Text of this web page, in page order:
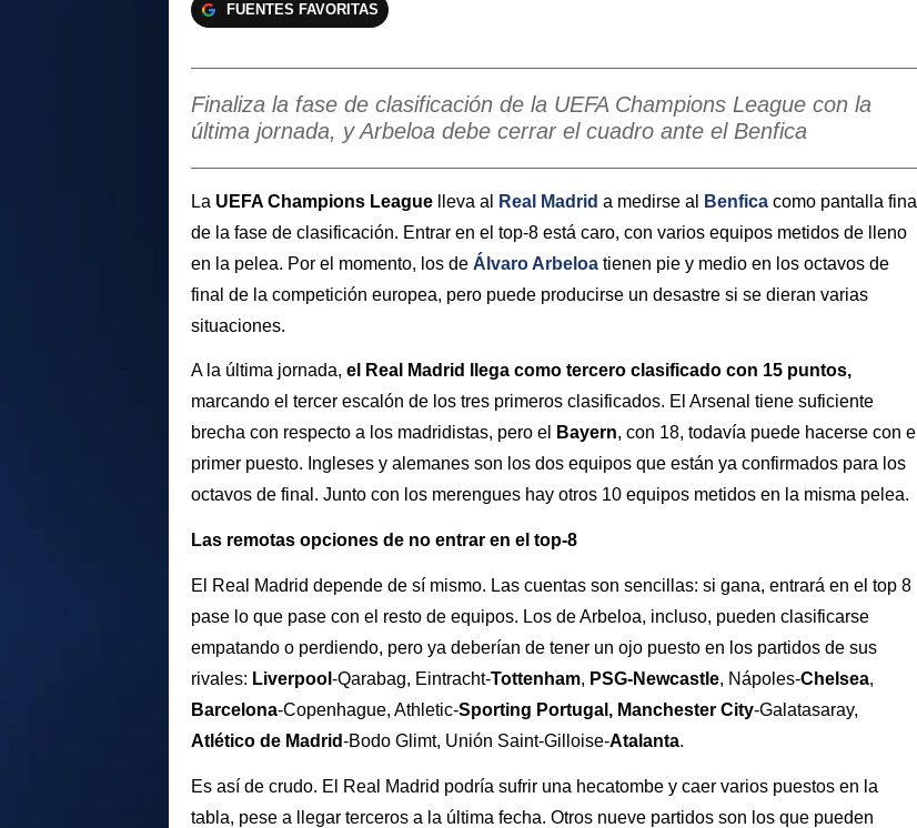
FUENTES FAVORITAS
Finaliza la fase de clasificación de la UEFA Champions League con la
última jornada, y Arbeloa debe cerrar el cuadro ante el Benfica
La UEFA Champions League lleva al Real Madrid a medirse al Benfica como pantalla final
de la fase de clasificación. Entrar en el top-8 está caro, con varios equipos metidos de lleno
en la pelea. Por el momento, los de Álvaro Arbeloa tienen pie y medio en los octavos de
final de la competición europea, pero puede producirse un desastre si se dieran varias
situaciones.
A la última jornada, el Real Madrid llega como tercero clasificado con 15 puntos,
marcando el tercer escalón de los tres primeros clasificados. El Arsenal tiene suficiente
brecha con respecto a los madridistas, pero el
Bayern, con 18, todavía puede hacerse con el
primer puesto. Ingleses y alemanes son los dos equipos que están ya confirmados para los
octavos de final. Junto con los merengues hay otros 10 equipos metidos en la misma pelea.
Las remotas opciones de no entrar en el top-8
El Real Madrid depende de sí mismo. Las cuentas son sencillas: si gana, entrará en el top 8
pase lo que pase con el resto de equipos. Los de Arbeloa, incluso, pueden clasificarse
empatando o perdiendo, pero ya deberían de tener un ojo puesto en los partidos de sus
rivales: Liverpool -Qarabag, Eintracht-Tottenham, PSG-Newcastle, Nápoles-Chelsea,
Barcelona-Copenhague, Athletic-Sporting Portugal, Manchester City-Galatasaray,
Atlético de Madrid-Bodo Glimt, Unión Saint-Gilloise-Atalanta.
Es así de crudo. El Real Madrid podría sufrir una hecatombe y caer varios puestos en la
tabla, pese a llegar terceros a la última fecha. Otros nueve partidos son los que pueden